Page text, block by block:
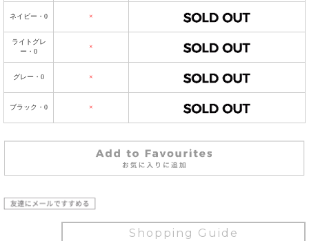
ネイビー・0 ×
ライトグレ
ー・0
×
グレー・0 ×
ブラック・0 ×
Shopping Guide